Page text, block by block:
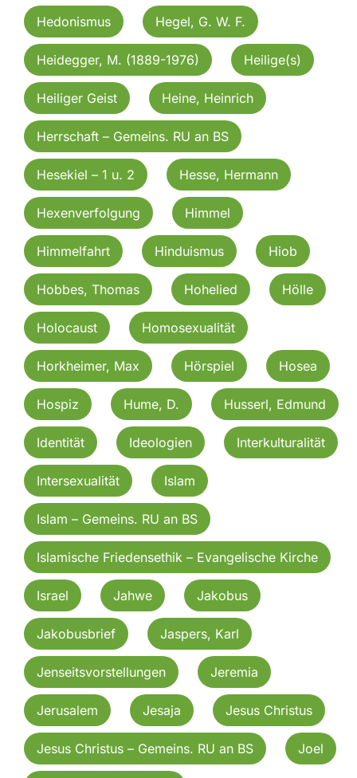
Hedonismus Hegel, G. W. F.
Heidegger, M. (1889-1976) Heilige(s)
Heiliger Geist Heine, Heinrich
Herrschaft – Gemeins. RU an BS
Hesekiel – 1 u. 2 Hesse, Hermann
Hexenverfolgung Himmel
Himmelfahrt Hinduismus Hiob
Hobbes, Thomas Hohelied Hölle
Holocaust Homosexualität
Horkheimer, Max Hörspiel Hosea
Hospiz Hume, D. Husserl, Edmund
Identität Ideologien Interkulturalität
Intersexualität Islam
Islam – Gemeins. RU an BS
Islamische Friedensethik – Evangelische Kirche
Israel Jahwe Jakobus
Jakobusbrief Jaspers, Karl
Jenseitsvorstellungen Jeremia
Jerusalem Jesaja Jesus Christus
Jesus Christus – Gemeins. RU an BS Joel